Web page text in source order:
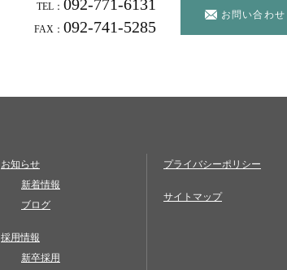
TEL： 092-771-6131
FAX： 092-741-5285
お問い合わせ
お知らせ
新着情報
ブログ
採用情報
新卒採用
プライバシーポリシー
サイトマップ